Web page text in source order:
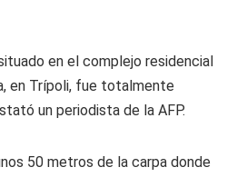
en el complejo residencial
en Trípoli, fue totalmente
un periodista de la AFP.
50 metros de la carpa donde